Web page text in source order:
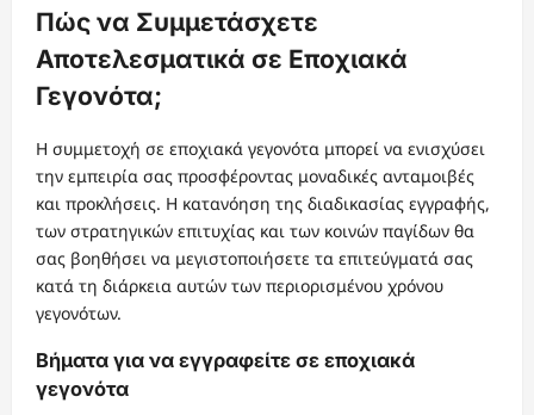
Πώς να Συμμετάσχετε
Αποτελεσματικά σε Εποχιακά
Γεγονότα;
Η συμμετοχή σε εποχιακά γεγονότα μπορεί να ενισχύσει
την εμπειρία σας προσφέροντας μοναδικές ανταμοιβές
και προκλήσεις. Η κατανόηση της διαδικασίας εγγραφής,
των στρατηγικών επιτυχίας και των κοινών παγίδων θα
σας βοηθήσει να μεγιστοποιήσετε τα επιτεύγματά σας
κατά τη διάρκεια αυτών των περιορισμένου χρόνου
γεγονότων.
Βήματα για να εγγραφείτε σε εποχιακά
γεγονότα